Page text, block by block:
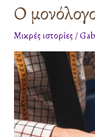
Ο
Μικρές ιστορίες /
Ο
μονόλογος
του
ράφτη